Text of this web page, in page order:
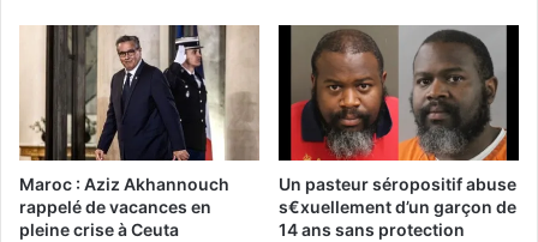
Maroc : Aziz Akhannouch
rappelé de vacances en
pleine crise à Ceuta
Un pasteur séropositif abuse
s€xuellement d’un garçon de
14 ans sans protection